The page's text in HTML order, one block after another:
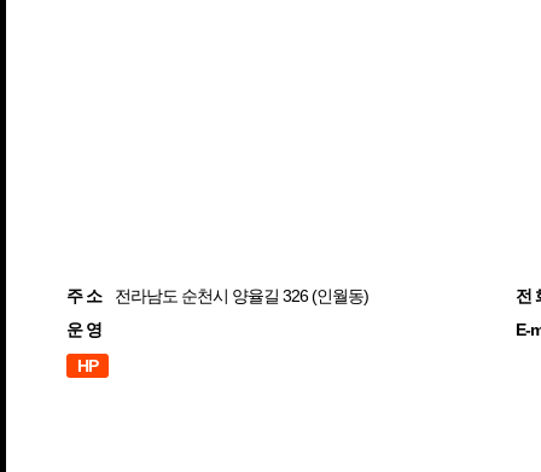
주 소
전라남도 순천시 양율길 326 (인월동)
운 영
HP
전
E-